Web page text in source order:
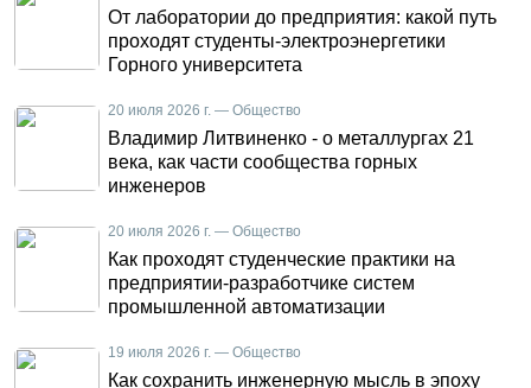
От лаборатории до предприятия: какой путь
проходят студенты-электроэнергетики
Горного университета
20 июля 2026 г. — Общество
Владимир Литвиненко - о металлургах 21
века, как части сообщества горных
инженеров
20 июля 2026 г. — Общество
Как проходят студенческие практики на
предприятии-разработчике систем
промышленной автоматизации
19 июля 2026 г. — Общество
Как сохранить инженерную мысль в эпоху